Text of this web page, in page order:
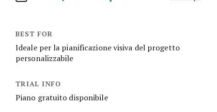
Ideale per la pianificazione visiva del progetto
personalizzabile
Piano gratuito disponibile